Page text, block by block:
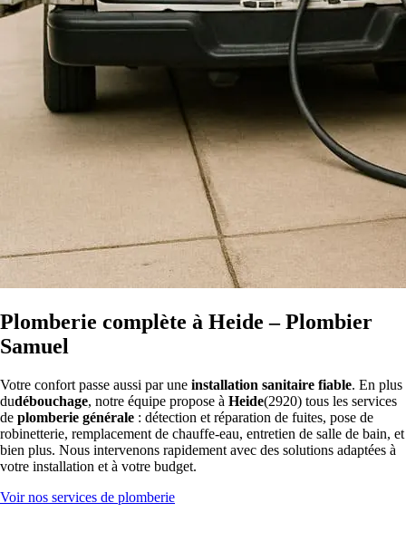
Plomberie complète à Heide – Plombier
Samuel
Votre confort passe aussi par une installation sanitaire fiable. En plus
dudébouchage, notre équipe propose à Heide(2920) tous les services
de plomberie générale : détection et réparation de fuites, pose de
robinetterie, remplacement de chauffe-eau, entretien de salle de bain, et
bien plus. Nous intervenons rapidement avec des solutions adaptées à
votre installation et à votre budget.
Voir nos services de plomberie